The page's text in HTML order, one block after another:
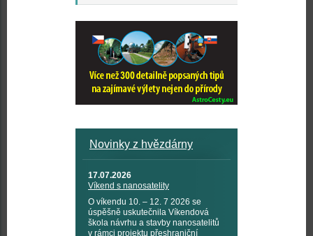
Novinky z hvězdárny
17.07.2026
Víkend s nanosatelity
O víkendu 10. – 12. 7 2026 se
úspěšně uskutečnila Víkendová
škola návrhu a stavby nanosatelitů
v rámci projektu přeshraniční